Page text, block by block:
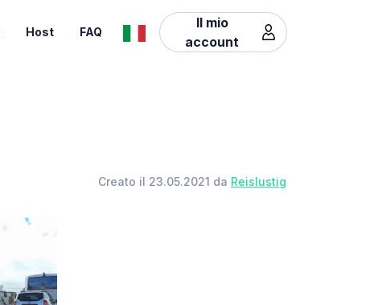
Host FAQ
Il mio
account
Creato il 23.05.2021 da Reislustig